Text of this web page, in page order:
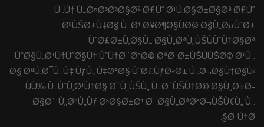
Ù…Ù† Ù…Ø¤Ø³Ø³Ø§Øª Ø£Ùˆ Ø¹Ù‚Ø§Ø±Ø§Øª Ø£Ùˆ
ØºÙŠØ±Ù‡Ø§ Ù…Ø¹ Ø¥Ø¶Ø§ÙØ© Ø§Ù„ØµÙˆØ±
ÙˆØ£Ø±Ù‚Ø§Ù… Ø§Ù„ØªÙ„ÙŠÙÙˆÙ†Ø§Øª
ÙˆØ§Ù„Ø¹Ù†ÙˆØ§Ù† ÙˆÙ†Ø¨Ø°Ø© ØªØ¹Ø±ÙŠÙÙŠØ© Ø¹Ù…
Ø§ ØªÙ‚Ø¯Ù…Ù‡ ÙƒÙ„ Ù‡Ø°Ø§ ÙˆØ£ÙƒØ«Ø± Ù…Ø¬Ø§Ù†Ø§Ù‹
ÙÙ‰ Ù…ÙˆÙ‚Ø¹Ù†Ø§ Ø¯Ù„ÙŠÙ„ Ù…Ø¯ÙŠÙ†Ø© Ø§Ù„Ø±Ø­
Ø§Ø¨ Ù„Ø°Ù„Ùƒ Ø³Ø§Ø±Ø¹ Ø¨Ø§Ù„ØªØ³Ø¬ÙŠÙ€Ù„ Ù…
Ø¹Ù†Ø§.